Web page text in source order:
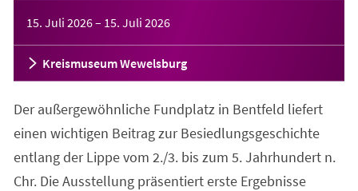
15. Juli 2026– 15. Juli 2026
Kreismuseum Wewelsburg
Der außergewöhnliche Fundplatz in Bentfeld liefert
einen wichtigen Beitrag zur Besiedlungsgeschichte
entlang der Lippe vom 2./3. bis zum 5. Jahrhundert n.
Chr. Die Ausstellung präsentiert erste Ergebnisse